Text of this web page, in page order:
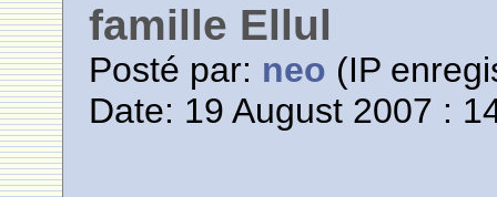
famille Ellul
Posté par: neo (IP
Date: 19 August 2007 :